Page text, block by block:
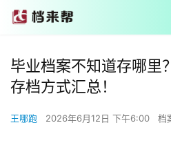
毕业档案不知道存哪里
存档方式汇总！
王哪跑 2026年6月12日 下午6:00 档